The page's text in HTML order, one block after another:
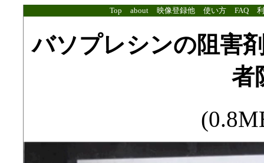
Top about 映像登録他 使い方 FAQ
バソプレシンの阻害
者